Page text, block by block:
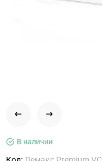
В наличии